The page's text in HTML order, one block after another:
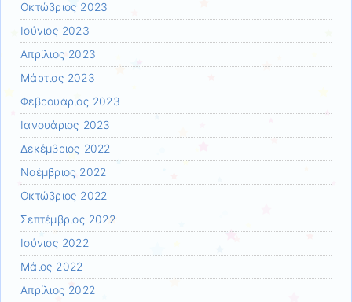
Οκτώβριος 2023
Ιούνιος 2023
Απρίλιος 2023
Μάρτιος 2023
Φεβρουάριος 2023
Ιανουάριος 2023
Δεκέμβριος 2022
Νοέμβριος 2022
Οκτώβριος 2022
Σεπτέμβριος 2022
Ιούνιος 2022
Μάιος 2022
Απρίλιος 2022